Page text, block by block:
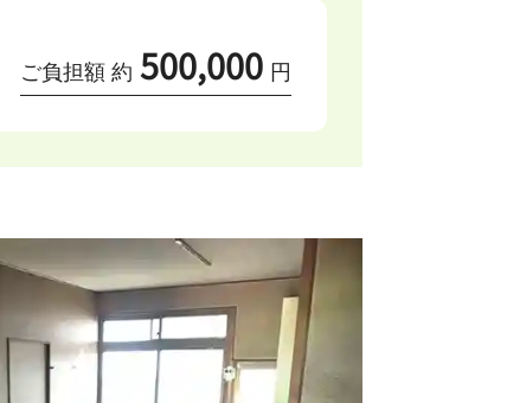
ご負担額 約 500,000 円